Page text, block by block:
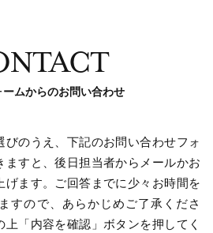
ームからのお問い合わせ
びのうえ、下記のお問い合わせフォ
ますと、後日担当者からメールかお
げます。ご回答までに少々お時間を
すので、あらかじめご了承くださ
「内容を確認」ボタンを押してく